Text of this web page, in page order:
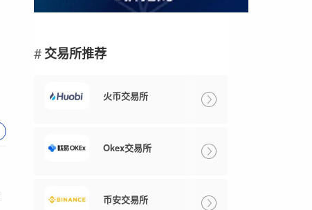
交易所推荐
火币交易所
Okex交易所
币安交易所